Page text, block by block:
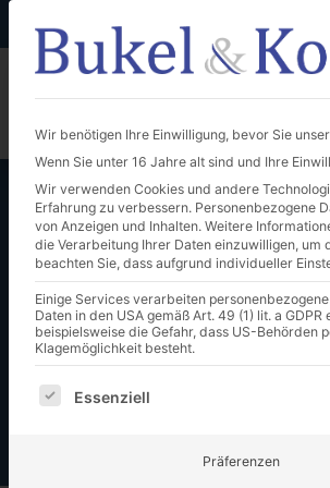
+49 (0) 661-96 32 20
Wir benötigen Ihre Einwilligung, bevor Sie
Wenn Sie unter 16 Jahre alt sind und Ihre
Wir verwenden Cookies und andere
Erfahrung zu verbessern. Personenbezogene
von Anzeigen und Inhalten. Weitere
die Verarbeitung Ihrer Daten einzuwilligen, um
beachten Sie, dass aufgrund individueller
Einige Services verarbeiten
Daten in den USA gemäß Art. 49 (1) lit. a
beispielsweise die Gefahr, dass US-Behörden
Klagemöglichkeit besteht.
Es folgt eine Liste der Service-
Essenziell
Präferenzen